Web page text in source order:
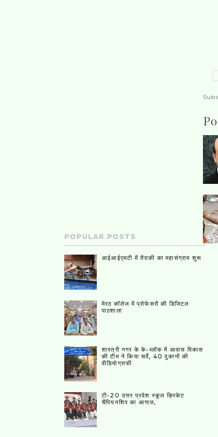
POPULAR POSTS
आईआईएमटी में तैराकी का महासंग्राम शुरू
मेरठ कॉलेज में प्रोफेसरों की डिजिटल
पाठशाला
शास्त्री नगर के के-ब्लॉक में आवास विकास
की टीम ने किया सर्वे, 40 दुकानों की
वीडियोग्राफी
टी-20 उत्तर प्रदेश स्कूल क्रिकेट
चैंपियनशिप का आगाज,